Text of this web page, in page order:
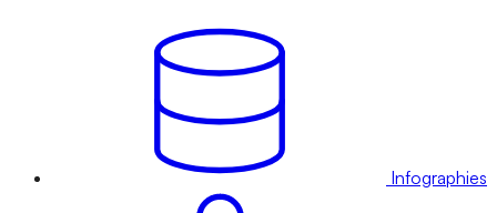
Infographies